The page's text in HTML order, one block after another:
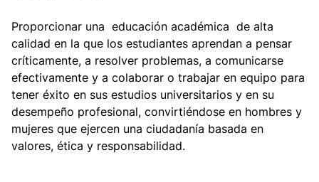
​Proporcionar una educación académica de alta
calidad en la que los estudiantes aprendan a pensar
críticamente, a resolver problemas, a comunicarse
efectivamente y a colaborar o trabajar en equipo para
tener éxito en sus estudios universitarios y en su
desempeño profesional, convirtiéndose en hombres y
mujeres que ejercen una ciudadanía basada en
valores, ética y responsabilidad.